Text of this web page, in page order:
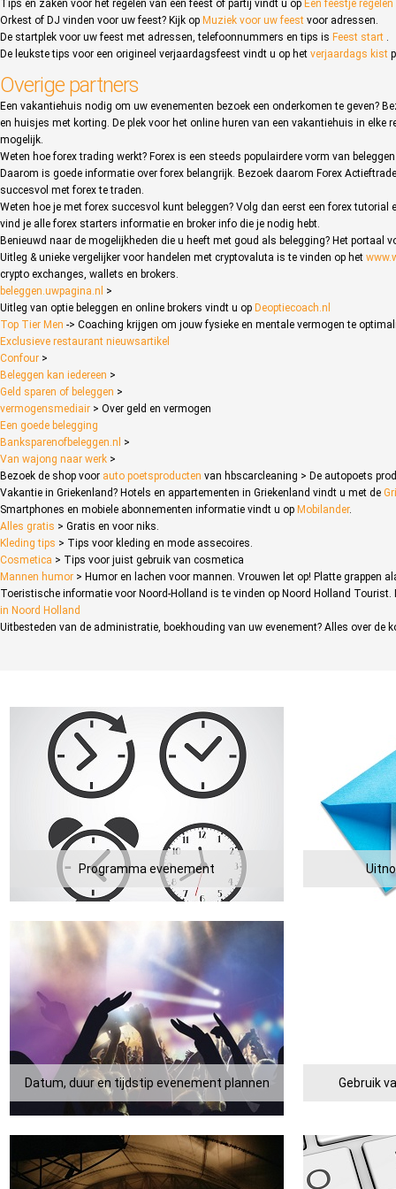
Tips en zaken voor het regelen van een feest of partij vindt u op Een feestje regelen
Orkest of DJ vinden voor uw feest? Kijk op Muziek voor uw feest voor adressen.
De startplek voor uw feest met adressen, telefoonnummers en tips is Feest start .
De leukste tips voor een origineel verjaardagsfeest vindt u op het verjaardags kist
Overige partners
Een vakantiehuis nodig om uw evenementen bezoek een onderkomen te geven?
en huisjes met korting. De plek voor het online huren van een vakantiehuis in
mogelijk.
Weten hoe forex trading werkt? Forex is een steeds populairdere vorm van
Daarom is goede informatie over forex belangrijk. Bezoek daarom Forex
succesvol met forex te traden.
Weten hoe je met forex succesvol kunt beleggen? Volg dan eerst een forex
vind je alle forex starters informatie en broker info die je nodig hebt.
Benieuwd naar de mogelijkheden die u heeft met goud als belegging? Het portaal
Uitleg & unieke vergelijker voor handelen met cryptovaluta is te vinden op het
crypto exchanges, wallets en brokers.
beleggen.uwpagina.nl >
Uitleg van optie beleggen en online brokers vindt u op Deoptiecoach.nl
Top Tier Men -> Coaching krijgen om jouw fysieke en mentale vermogen te
Exclusieve restaurant nieuwsartikel
Confour >
Beleggen kan iedereen >
Geld sparen of beleggen >
vermogensmediair > Over geld en vermogen
Een goede belegging
Banksparenofbeleggen.nl >
Van wajong naar werk >
Bezoek de shop voor auto poetsproducten van hbscarcleaning > De autopoets
Vakantie in Griekenland? Hotels en appartementen in Griekenland vindt u met de
Smartphones en mobiele abonnementen informatie vindt u op Mobilander.
Alles gratis > Gratis en voor niks.
Kleding tips > Tips voor kleding en mode assecoires.
Cosmetica > Tips voor juist gebruik van cosmetica
Mannen humor > Humor en lachen voor mannen. Vrouwen let op! Platte grappen
Toeristische informatie voor Noord-Holland is te vinden op Noord Holland
in Noord Holland
Uitbesteden van de administratie, boekhouding van uw evenement? Alles over de
Programma evenement
Datum, duur en tijdstip evenement plannen Gebruik